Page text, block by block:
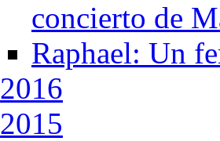
concierto de
Raphael: Un
2016
2015